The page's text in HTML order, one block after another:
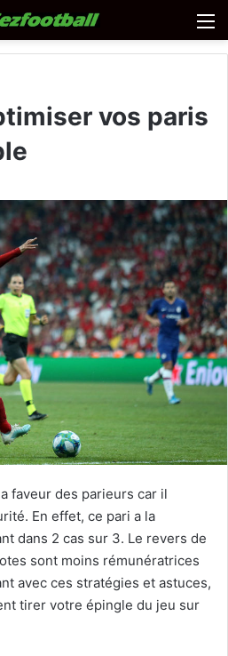
vos paris
faveur des parieurs car il
En effet, ce pari a la
dans 2 cas sur 3. Le revers de
sont moins rémunératrices
avec ces stratégies et astuces,
tirer votre épingle du jeu sur